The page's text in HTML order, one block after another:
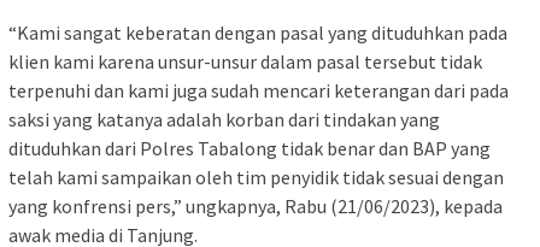
“Kami sangat keberatan dengan pasal yang dituduhkan pada
klien kami karena unsur-unsur dalam pasal tersebut tidak
terpenuhi dan kami juga sudah mencari keterangan dari pada
saksi yang katanya adalah korban dari tindakan yang
dituduhkan dari Polres Tabalong tidak benar dan BAP yang
telah kami sampaikan oleh tim penyidik tidak sesuai dengan
yang konfrensi pers,” ungkapnya, Rabu (21/06/2023), kepada
awak media di Tanjung.